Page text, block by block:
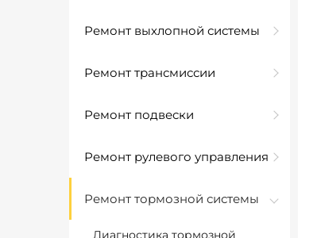
Ремонт выхлопной системы
Ремонт трансмиссии
Ремонт подвески
Ремонт рулевого управления
Ремонт тормозной системы
Диагностика тормозной